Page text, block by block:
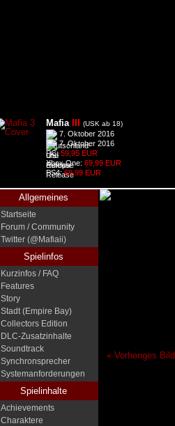
Mafia (USK ab 18)
7. Oktober 2016
7. Oktober 2016
PC: 59,95 EUR
Xbox One: 69,99 EUR
PS4:69,99 EUR
Allgemeines
Startseite
Forum / Community
Twitter (@Mafiaii)
Spielinfos
Kurzinfos / FAQ
Features
Story
Stadt (Empire Bay)
Collectors Edition
DLC-Zusatzinhalte
Soundtrack
Synchronsprecher
Systemanforderungen
Spielinhalte
Achievements
Charaktere
« Vorheriges Bild